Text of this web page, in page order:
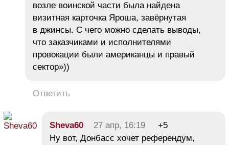
возле воинской части была найдена
визитная карточка Яроша, завёрнутая
в джинсы. С чего можно сделать выводы,
что заказчиками и исполнителями
провокации были американцы и правый
сектор»))
Ответить
Sheva60 27 апр, 16:19
+5
Ну вот, Донбасс хочет референдум,